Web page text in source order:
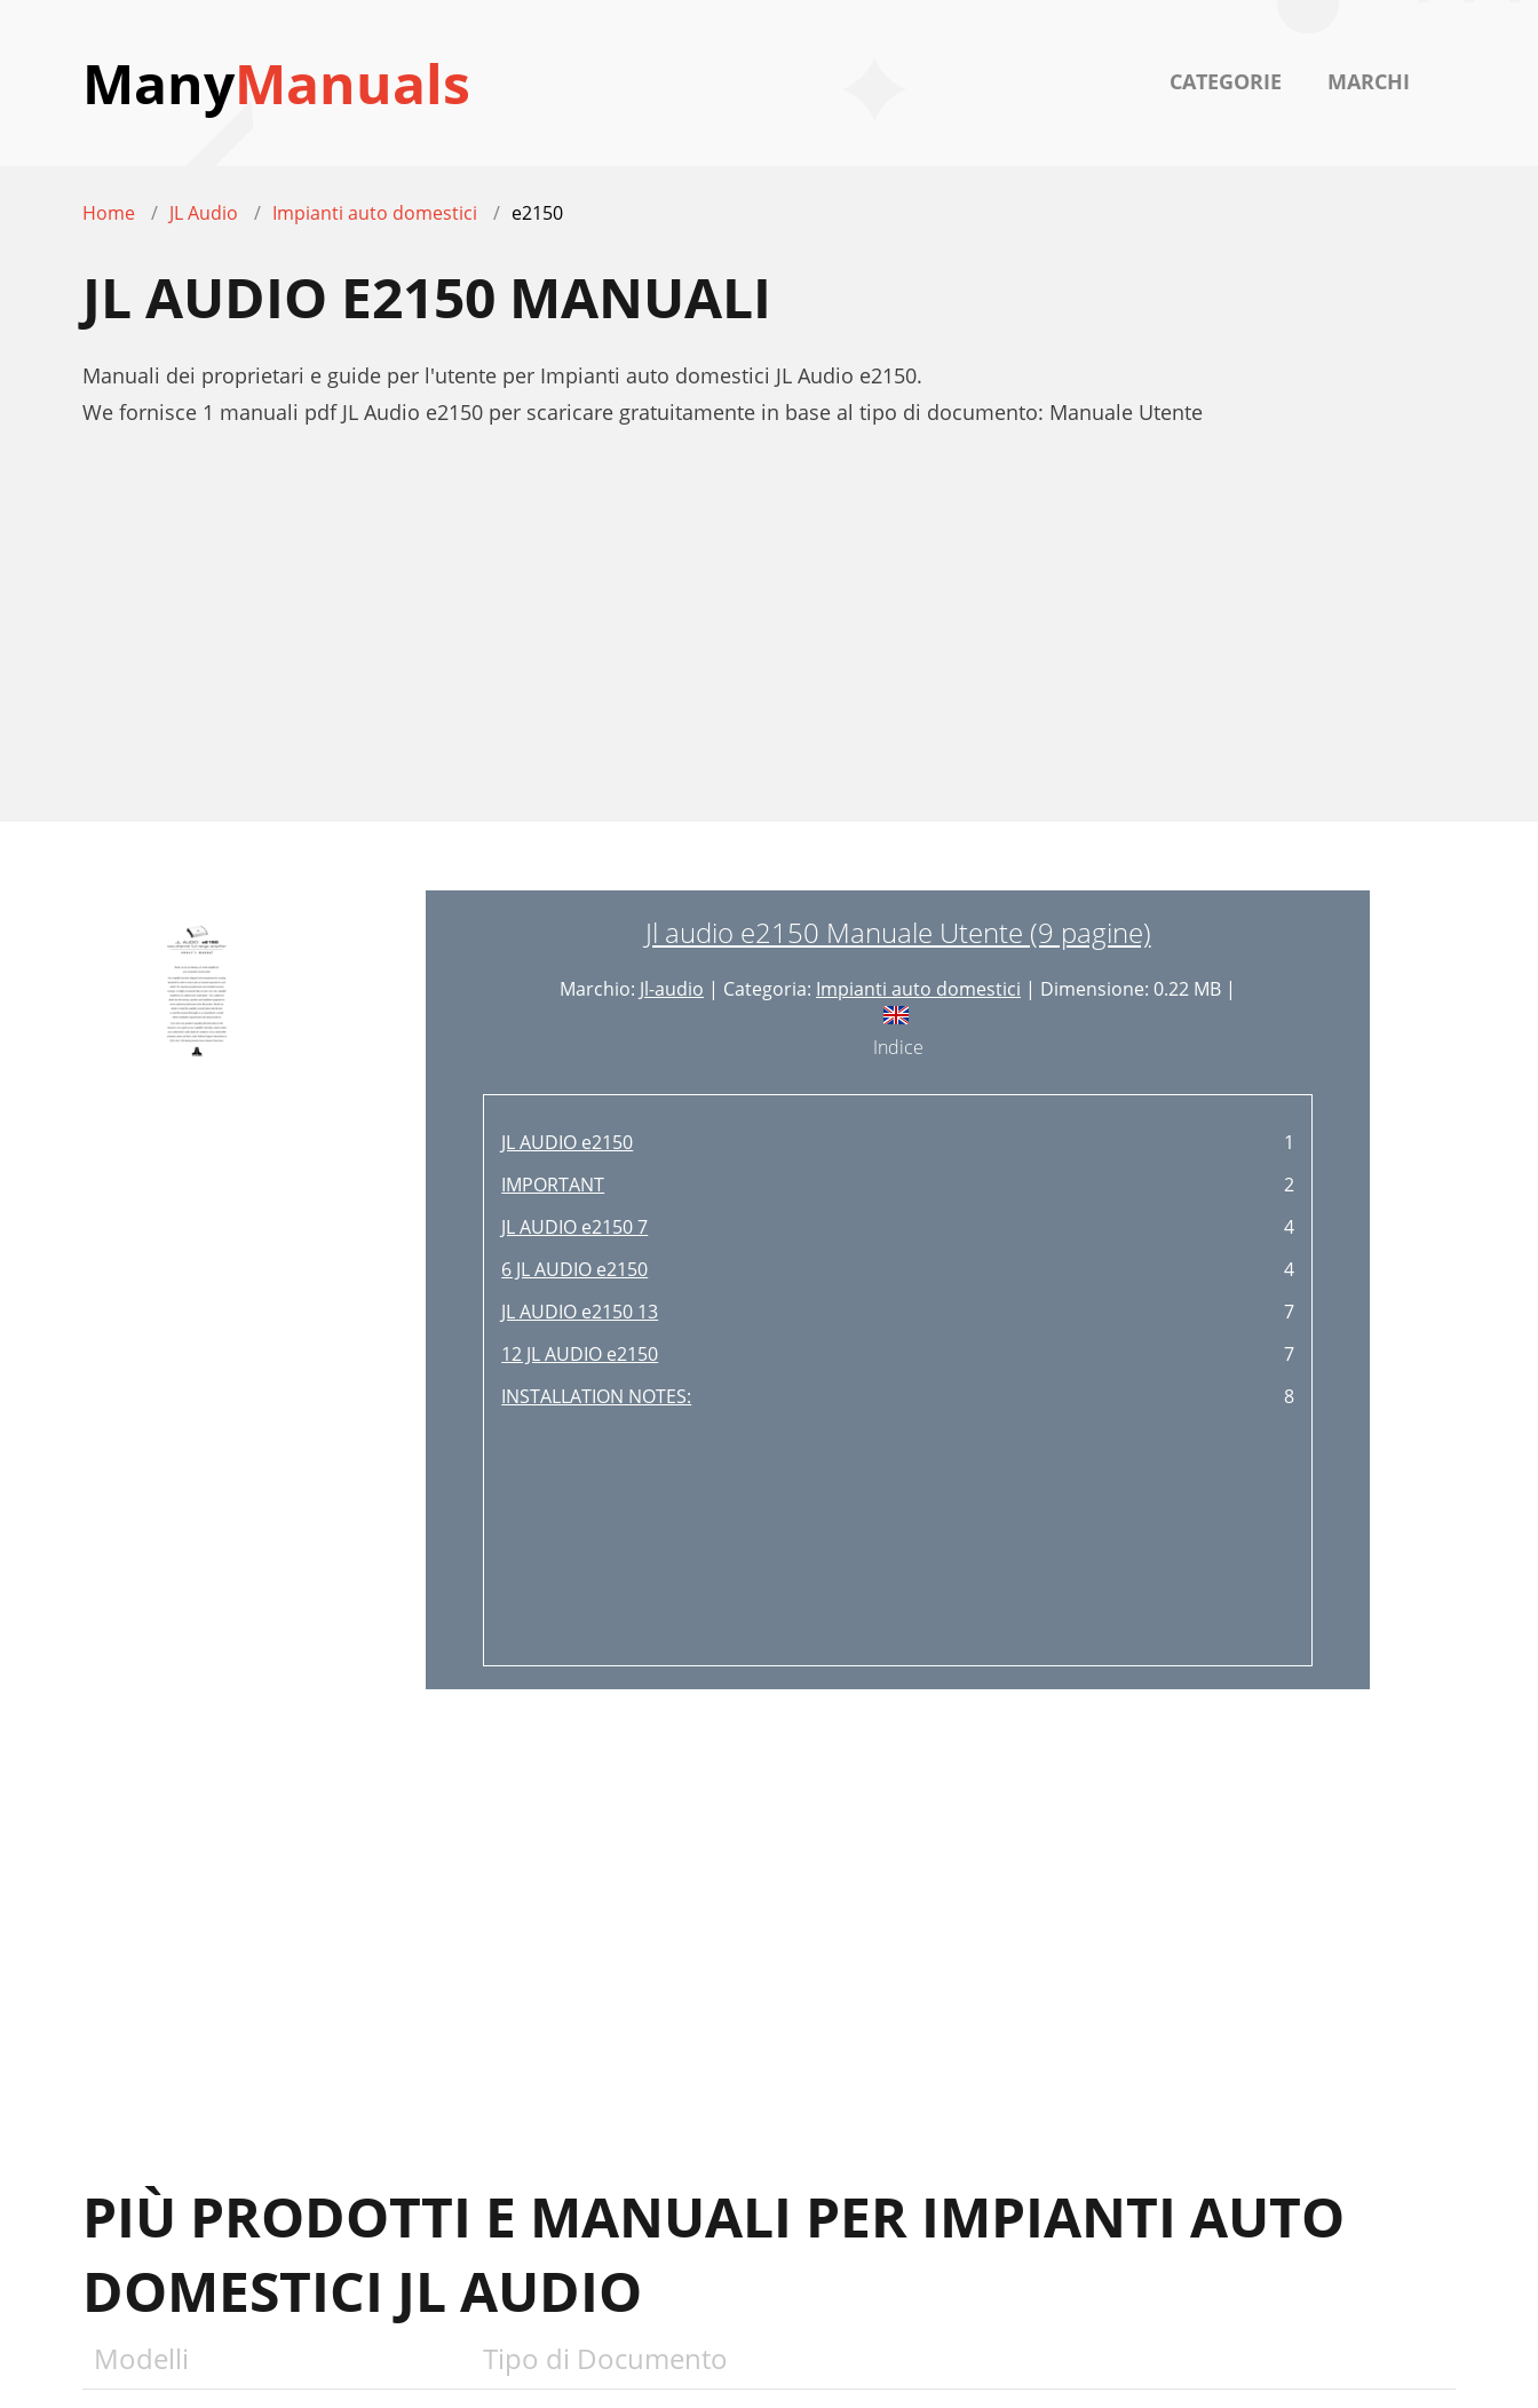
ManyManuals CATEGORIE MARCHI
Home JL Audio Impianti auto domestici e2150
JL AUDIO E2150 MANUALI
Manuali dei proprietari e guide per l'utente per Impianti auto domestici JL Audio e2150.
We fornisce 1 manuali pdf JL Audio e2150 per scaricare gratuitamente in base al tipo di documento: Manuale Utente
Jl audio e2150 Manuale Utente (9 pagine)
Marchio: Jl-audio | Categoria: Impianti auto domestici | Dimensione: 0.22 MB |
Indice
JL AUDIO e2150
1
IMPORTANT
2
JL AUDIO e2150 7
4
6 JL AUDIO e2150
4
JL AUDIO e2150 13
7
12 JL AUDIO e2150
7
INSTALLATION NOTES:
8
PIÙ PRODOTTI E MANUALI PER IMPIANTI AUTO
DOMESTICI JL AUDIO
Modelli Tipo di Documento